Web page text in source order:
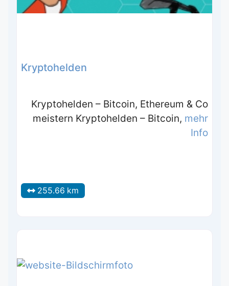
Kryptohelden
Kryptohelden – Bitcoin, Ethereum & Co
meistern Kryptohelden – Bitcoin, mehr
Info
255.66 km